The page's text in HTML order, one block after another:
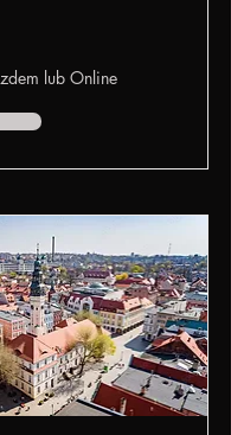
lub Online